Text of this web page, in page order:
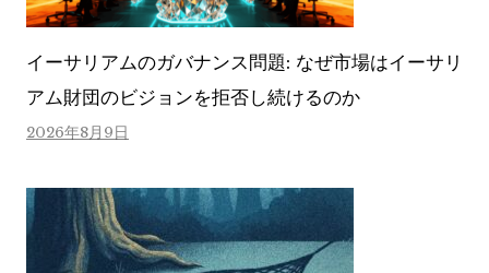
イーサリアムのガバナンス問題: なぜ市場はイーサリ
アム財団のビジョンを拒否し続けるのか
2026年8月9日